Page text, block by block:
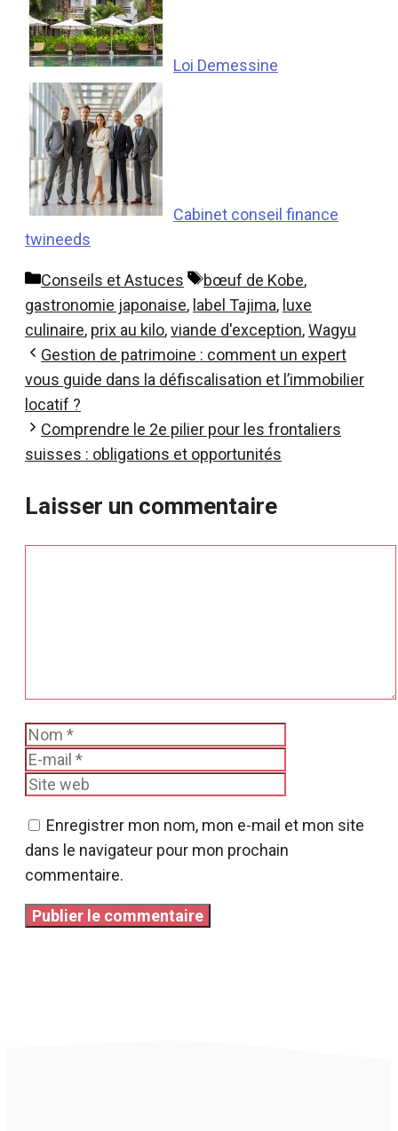
Loi Demessine
Cabinet conseil finance
twineeds
Catégories
Conseils et Astuces Étiquettes
bœuf de Kobe,
gastronomie japonaise, label Tajima, luxe
culinaire, prix au kilo,viande d'exception,Wagyu
Gestion de patrimoine : comment un expert
vous guide dans la défiscalisation et l’immobilier
locatif ?
Comprendre le 2e pilier pour les frontaliers
suisses : obligations et opportunités
Laisser un commentaire
Nom
Enregistrer mon nom, mon e-mail et mon site
dans le navigateur pour mon prochain
commentaire.